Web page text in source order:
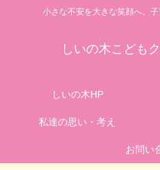
小さな不安を大きな笑顔へ。
しいの木こども
しいの木HP
私達の思い・考え
お問い